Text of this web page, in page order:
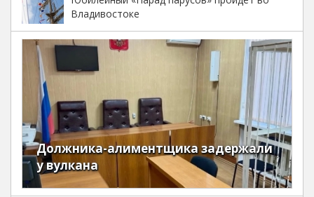
Владивостоке
Должника-алиментщика задержали
у вулкана